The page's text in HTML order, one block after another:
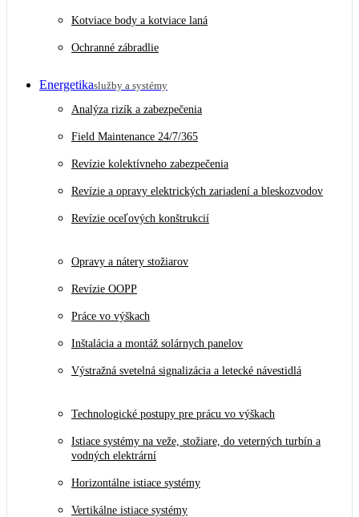
Kotviace body a kotviace laná
Ochranné zábradlie
Energetikaslužby a systémy
Analýza rizík a zabezpečenia
Field Maintenance 24/7/365
Revízie kolektívneho zabezpečenia
Revízie a opravy elektrických zariadení a bleskozvodov
Revízie oceľových konštrukcií
Opravy a nátery stožiarov
Revízie OOPP
Práce vo výškach
Inštalácia a montáž solárnych panelov
Výstražná svetelná signalizácia a letecké návestidlá
Technologické postupy pre prácu vo výškach
Istiace systémy na veže, stožiare, do veterných turbín a
vodných elektrární
Horizontálne istiace systémy
Vertikálne istiace systémy